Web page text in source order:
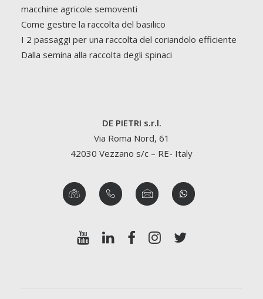
macchine agricole semoventi
Come gestire la raccolta del basilico
I 2 passaggi per una raccolta del coriandolo efficiente
Dalla semina alla raccolta degli spinaci
DE PIETRI s.r.l.
Via Roma Nord, 61
42030 Vezzano s/c – RE- Italy